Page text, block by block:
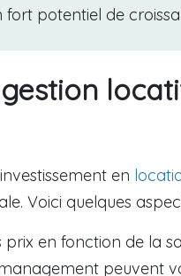
potentiel de
en
Voici quelques
prix en fonction de la
peuvent